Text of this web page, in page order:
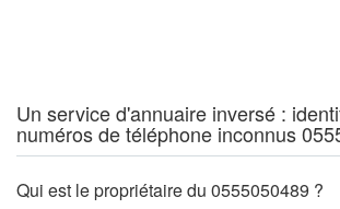
Un service d'annuaire inversé :
numéros de téléphone inconnus
Qui est le propriétaire du 0555050489 ?